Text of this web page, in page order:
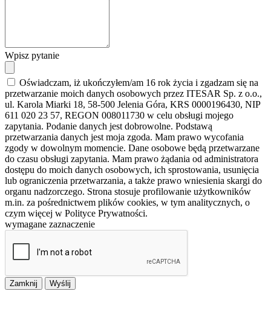
Wpisz pytanie
Oświadczam, iż ukończyłem/am 16 rok życia i zgadzam się na
przetwarzanie moich danych osobowych przez ITESAR Sp. z o.o.,
ul. Karola Miarki 18, 58-500 Jelenia Góra, KRS 0000196430, NIP
611 020 23 57, REGON 008011730 w celu obsługi mojego
zapytania. Podanie danych jest dobrowolne. Podstawą
przetwarzania danych jest moja zgoda. Mam prawo wycofania
zgody w dowolnym momencie. Dane osobowe będą przetwarzane
do czasu obsługi zapytania. Mam prawo żądania od administratora
dostępu do moich danych osobowych, ich sprostowania, usunięcia
lub ograniczenia przetwarzania, a także prawo wniesienia skargi do
organu nadzorczego. Strona stosuje profilowanie użytkowników
m.in. za pośrednictwem plików cookies, w tym analitycznych, o
czym więcej w Polityce Prywatności.
wymagane zaznaczenie
Zamknij Wyślij